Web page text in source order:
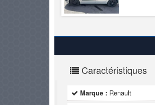
Caractéristiques
Marque : Renault